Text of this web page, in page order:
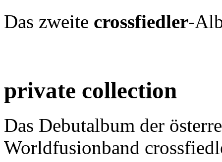
Das zweite crossfiedler-
private collection
Das Debutalbum der
Worldfusionband